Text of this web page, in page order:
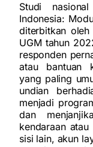
Studi
Indonesia:
diterbitkan
UGM tahun
responden
atau bantuan
yang paling
undian
menjadi
dan
kendaraan
sisi lain, akun